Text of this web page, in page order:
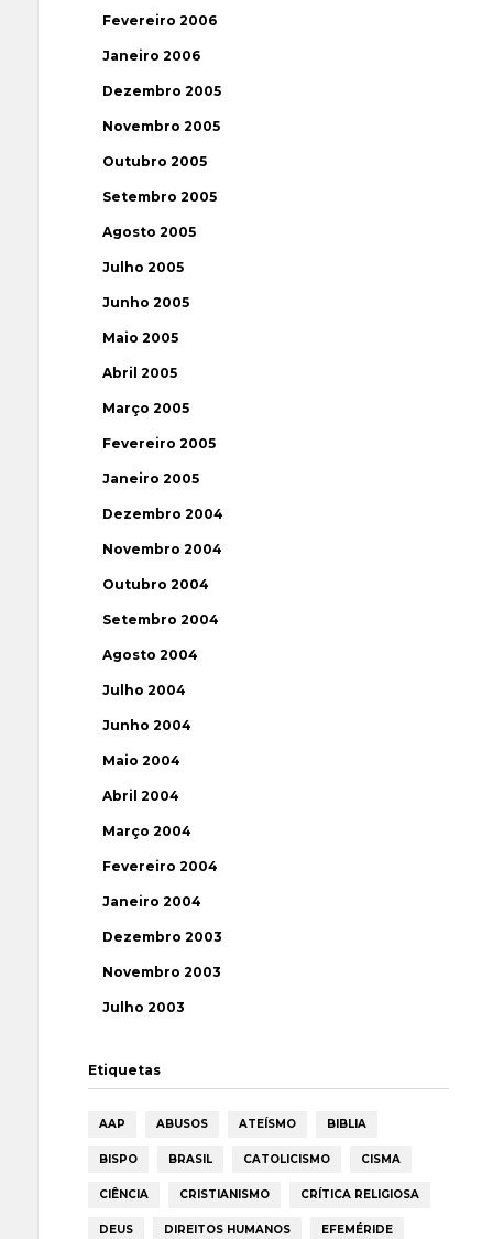
Fevereiro 2006
Janeiro 2006
Dezembro 2005
Novembro 2005
Outubro 2005
Setembro 2005
Agosto 2005
Julho 2005
Junho 2005
Maio 2005
Abril 2005
Março 2005
Fevereiro 2005
Janeiro 2005
Dezembro 2004
Novembro 2004
Outubro 2004
Setembro 2004
Agosto 2004
Julho 2004
Junho 2004
Maio 2004
Abril 2004
Março 2004
Fevereiro 2004
Janeiro 2004
Dezembro 2003
Novembro 2003
Julho 2003
Etiquetas
AAP ABUSOS ATEÍSMO BIBLIA
BISPO BRASIL CATOLICISMO CISMA
CIÊNCIA CRISTIANISMO CRÍTICA RELIGIOSA
DEUS DIREITOS HUMANOS EFEMÉRIDE